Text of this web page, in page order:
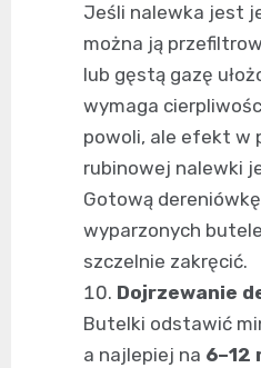
Jeśli nalewka jest
można ją
lub gęstą gazę
wymaga
powoli, ale efekt w
rubinowej nalewki
Gotową
wyparzonych
szczelnie zakręcić.
Dojrzewanie
Butelki odstawić
a najlepiej na 6–12